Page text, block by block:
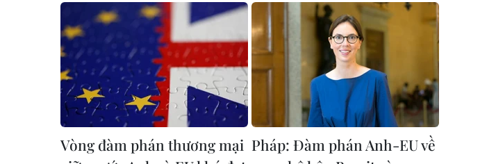
Vòng đàm phán thương mại Pháp: Đàm phán Anh-EU về